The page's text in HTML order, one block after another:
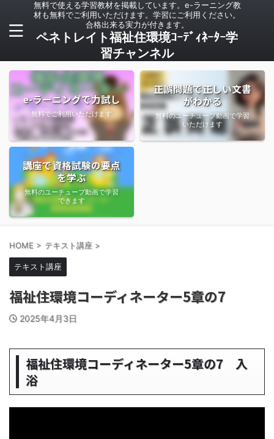
無料で使える学習教材を掲載しています。e-ラーニング教
材も無料でご利用いただけます。学習にご利用ください。
合格出来る実力が付きます。
ペネトレイト福祉住環境ｺｰﾃﾞｨﾈｰﾀｰ学
習チャンネル
e-ラーニングで力試し
無料でご利用いただけます
正誤問題で正しい文書
がわかる
無料のユーチューブ動画で学習
いただけます
講座で資格試験の要点
を学ぶ
無料のユーチューブ動画で学習
できます
HOME > テキスト講座 >
テキスト講座
福祉住環境コーディネーター5章の7
2025年4月3日
福祉住環境コーディネーター5章の7 入
浴